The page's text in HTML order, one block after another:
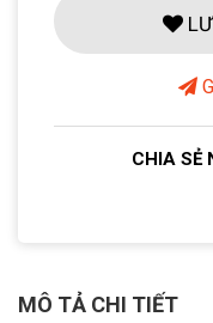
CHIA SẺ
MÔ TẢ CHI TIẾT